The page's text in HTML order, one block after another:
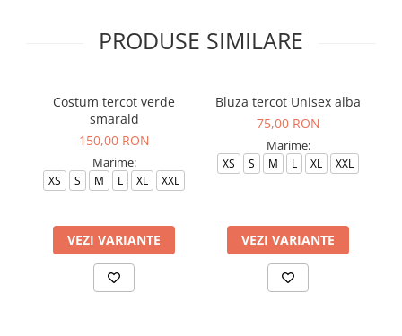
PRODUSE SIMILARE
Costum tercot verde
smarald
150,00 RON
Marime:
XS S M L XL XXL
VEZI VARIANTE
Bluza tercot Unisex alba
75,00 RON
Marime:
XS S M L XL XXL
VEZI VARIANTE